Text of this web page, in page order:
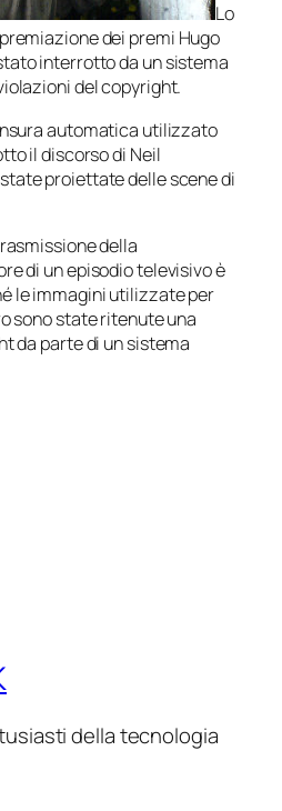
Lo
dei premi Hugo
interrotto da un sistema
del copyright.
automatica utilizzato
il discorso di Neil
proiettate delle scene di
della
di un episodio televisivo è
le immagini utilizzate per
sono state ritenute una
da parte di un sistema
della tecnologia